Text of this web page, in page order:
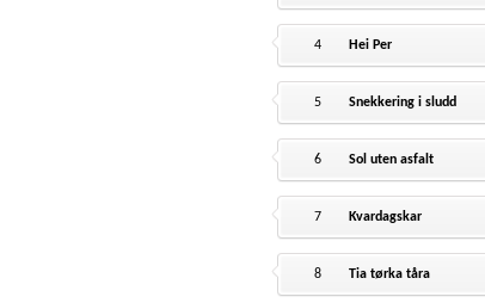
4 Hei Per
5 Snekkering i sludd
6 Sol uten asfalt
7 Kvardagskar
8 Tia tørka tåra